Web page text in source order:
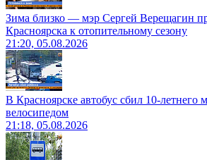
Зима близко — мэр Сергей Верещагин
Красноярска к отопительному сезону
21:20, 05.08.2026
В Красноярске автобус сбил 10-летнего
велосипедом
21:18, 05.08.2026